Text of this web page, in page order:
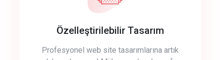
Özelleştirilebilir Tasarım
Profesyonel web site tasarımlarına artık